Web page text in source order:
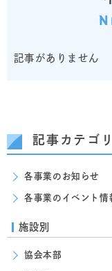
記事がありません
記事カテゴ
各事業のお知らせ
各事業のイベント情
施設別
協会本部